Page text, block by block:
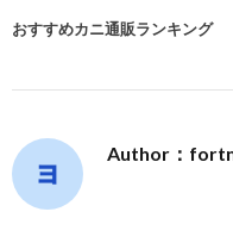
おすすめカニ通販ランキング
Author：